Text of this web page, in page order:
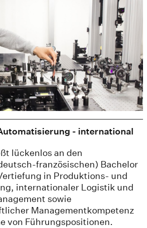
- international
lückenlos an den
französischen) Bachelor
in Produktions- und
internationaler Logistik und
sowie
Managementkompetenz
von Führungspositionen.